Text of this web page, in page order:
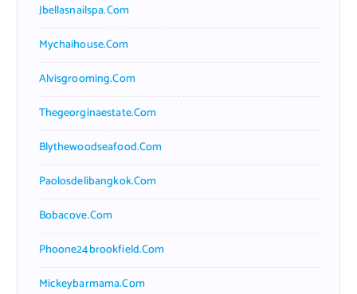
Jbellasnailspa.com
Mychaihouse.com
Alvisgrooming.com
Thegeorginaestate.com
Blythewoodseafood.com
Paolosdelibangkok.com
Bobacove.com
Phoone24brookfield.com
Mickeybarmama.com